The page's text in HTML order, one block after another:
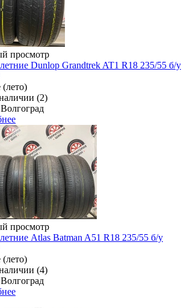
просмотр
Dunlop Grandtrek AT1 R18 235/55 б/у
(2)
просмотр
Atlas Batman A51 R18 235/55 б/у
(4)